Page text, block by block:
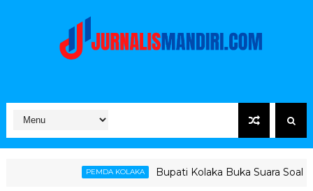
Bupati Kolaka Buka Suara Soal Ketegangan